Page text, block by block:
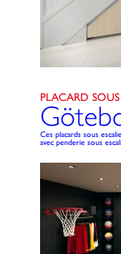
PLACARD
Ces placards sous
avec penderie sous